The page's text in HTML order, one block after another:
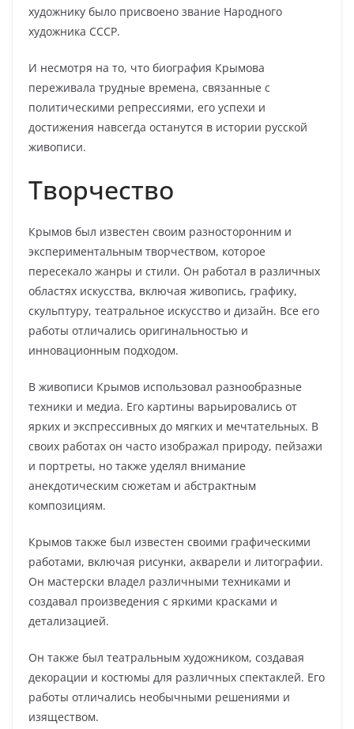
художнику было присвоено звание Народного
художника СССР.
И несмотря на то, что биография Крымова
переживала трудные времена, связанные с
политическими репрессиями, его успехи и
достижения навсегда останутся в истории русской
живописи.
Творчество
Крымов был известен своим разносторонним и
экспериментальным творчеством, которое
пересекало жанры и стили. Он работал в различных
областях искусства, включая живопись, графику,
скульптуру, театральное искусство и дизайн. Все его
работы отличались оригинальностью и
инновационным подходом.
В живописи Крымов использовал разнообразные
техники и медиа. Его картины варьировались от
ярких и экспрессивных до мягких и мечтательных. В
своих работах он часто изображал природу, пейзажи
и портреты, но также уделял внимание
анекдотическим сюжетам и абстрактным
композициям.
Крымов также был известен своими графическими
работами, включая рисунки, акварели и литографии.
Он мастерски владел различными техниками и
создавал произведения с яркими красками и
детализацией.
Он также был театральным художником, создавая
декорации и костюмы для различных спектаклей. Его
работы отличались необычными решениями и
изяществом.